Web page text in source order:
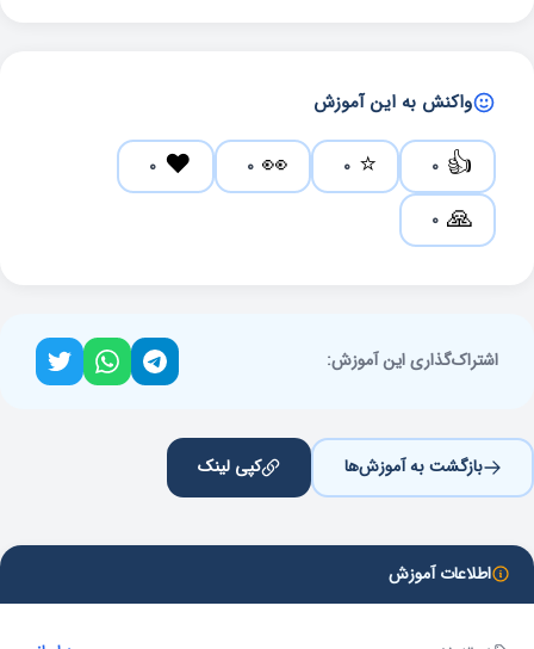
اطلاعات آموزش
واکنش به این آموزش
👍
0
⭐
0
👀
0
❤️
0
🙏
0
اشتراک‌گذاری این آموزش:
بازگشت به آموزش‌ها کپی لینک